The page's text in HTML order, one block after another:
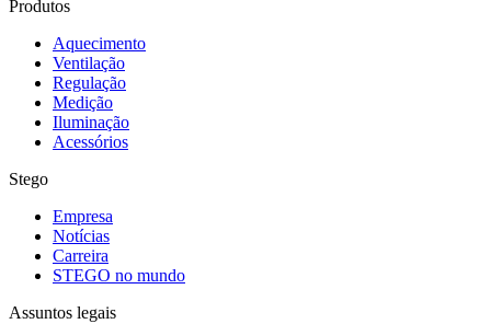
Produtos
Aquecimento
Ventilação
Regulação
Medição
Iluminação
Acessórios
Stego
Empresa
Notícias
Carreira
STEGO no mundo
Assuntos legais